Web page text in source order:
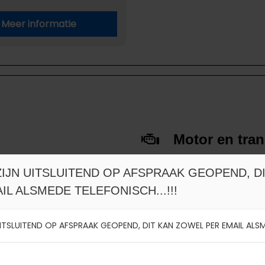
Meer informatie
Motor en
Brandstof
Transmissie
Cilinderinhoud
Vermogen
op afspraak.
UITSLUITEND OP AFSPRAAK GEOPEND,
ALSMEDE TELEFONISCH...!!!
OP AFSPRAAK GEOPEND, DIT KAN ZOWEL PER EMAIL